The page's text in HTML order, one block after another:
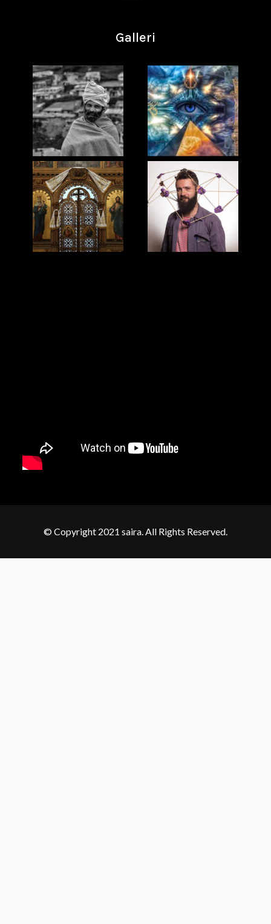
Galleri
© Copyright 2021 saira. All Rights Reserved.